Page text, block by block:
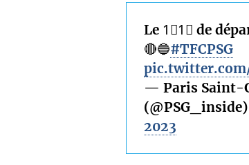
Le 1⃣1⃣ de
🔴🔵#TFCPSG
— Paris Saint-
2023